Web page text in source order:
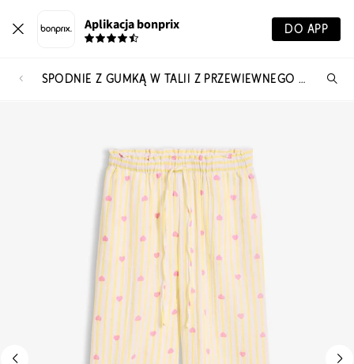
Aplikacja bonprix DO APP
SPODNIE Z GUMKĄ W TALII Z PRZEWIEWNEGO MUŚLINU